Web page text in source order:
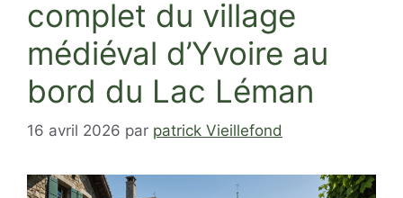
complet du village
médiéval d’Yvoire au
bord du Lac Léman
16 avril 2026 par patrick Vieillefond